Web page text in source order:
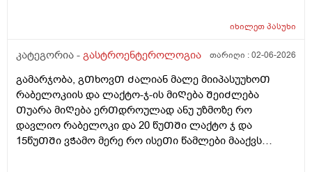
იხილეთპასუხი
კატეგორია - გასტროენტეროლოგია თარიღი :02-06-2026
გამარჯობა, გᲗხოვᲗ Ძალიან მალე მიიპასუუხოᲗ
რაბელოკიის და ლაქტო-ჯ-ის მიᲦება ᲨეიᲫლება
Თუარა მიᲦება ერᲗდროულად ანუ უზმოზე რო
დავლიო რაბელოკი და 20 წუᲗᲨი ლაქტო ჯ და
15წუᲗᲨი ვᲭამო მერე რო ისეᲗი წამლები მააქვს